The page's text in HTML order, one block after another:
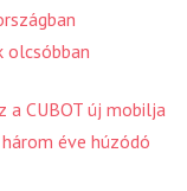
olcsóbban
CUBOT új mobilja
éve húzódó